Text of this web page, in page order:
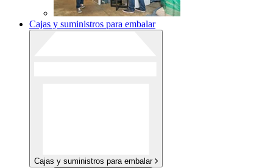
Cajas y suministros para embalar
Cajas y suministros para embalar